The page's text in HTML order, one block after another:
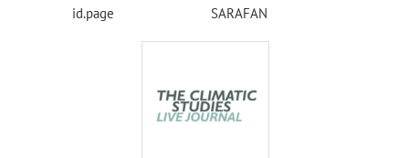
id.page SARAFAN